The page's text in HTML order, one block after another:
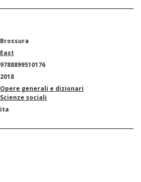
Brossura
East
9788899510176
2018
Opere generali e dizionari
Scienze sociali
ita